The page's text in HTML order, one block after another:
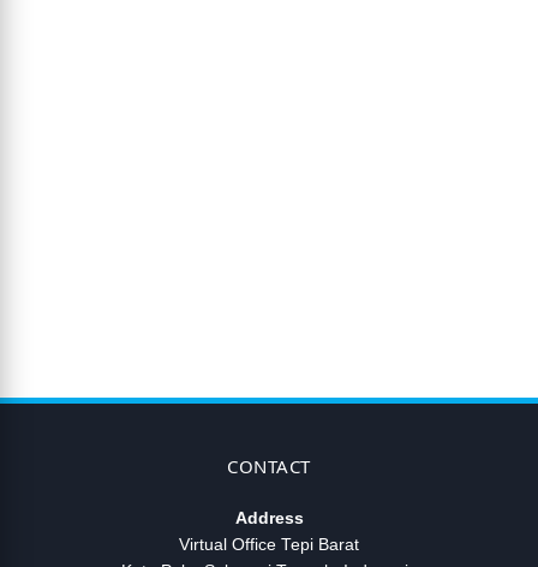
CONTACT
Address
Virtual Office Tepi Barat